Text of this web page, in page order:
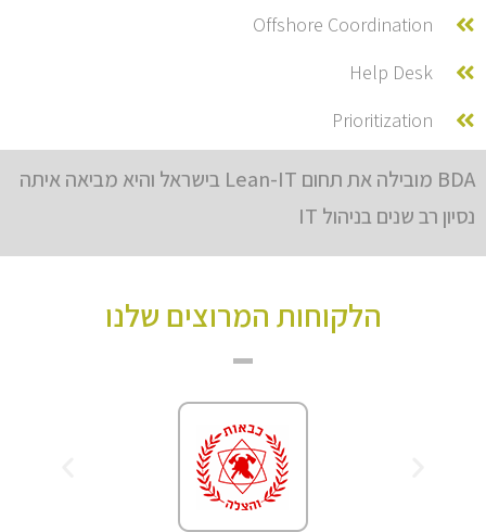
Offshore Coordination
Help Desk
Prioritization
BDA מובילה את תחום Lean-IT בישראל והיא מביאה איתה
נסיון רב שנים בניהול IT
הלקוחות המרוצים שלנו